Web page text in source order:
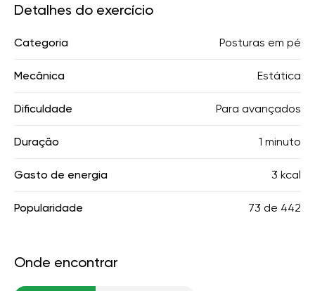
Detalhes do exercício
Categoria Posturas em pé
Mecânica Estática
Dificuldade Para avançados
Duração 1 minuto
Gasto de energia 3 kcal
Popularidade 73 de 442
Onde encontrar